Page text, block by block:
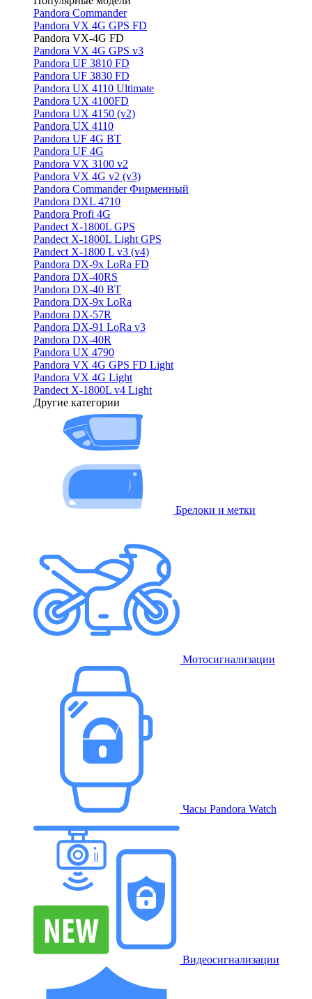
Pandora Commander
Pandora VX 4G GPS FD
Pandora VX-4G FD
Pandora VX 4G GPS v3
Pandora UF 3810 FD
Pandora UF 3830 FD
Pandora UX 4110 Ultimate
Pandora UX 4100FD
Pandora UX 4150 (v2)
Pandora UX 4110
Pandora UF 4G BT
Pandora UF 4G
Pandora VX 3100 v2
Pandora VX 4G v2 (v3)
Pandora Commander Фирменный
Pandora DXL 4710
Pandora Profi 4G
Pandect X-1800L GPS
Pandect X-1800L Light GPS
Pandect X-1800 L v3 (v4)
Pandora DX-9x LoRa FD
Pandora DX-40RS
Pandora DX-40 BT
Pandora DX-9x LoRa
Pandora DX-57R
Pandora DX-91 LoRa v3
Pandora DX-40R
Pandora UX 4790
Pandora VX 4G GPS FD Light
Pandora VX 4G Light
Pandect X-1800L v4 Light
Другие категории
Брелоки и метки
Мотосигнализации
Часы Pandora Watch
Видеосигнализации